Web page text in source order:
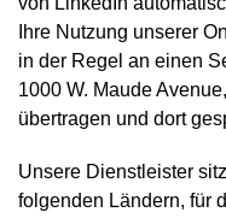
Ihre Nutzung unserer
in der Regel an einen
1000 W. Maude
übertragen und dort
Unsere Dienstleister
folgenden Ländern, für